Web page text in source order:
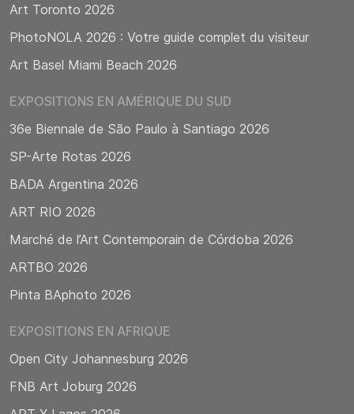
Art Toronto 2026
PhotoNOLA 2026 : Votre guide complet du visiteur
Art Basel Miami Beach 2026
EXPOSITIONS EN AMÉRIQUE DU SUD
36e Biennale de São Paulo à Santiago 2026
SP-Arte Rotas 2026
BADA Argentina 2026
ART RIO 2026
Marché de l’Art Contemporain de Córdoba 2026
ARTBO 2026
Pinta BAphoto 2026
EXPOSITIONS EN AFRIQUE
Open City Johannesburg 2026
FNB Art Joburg 2026